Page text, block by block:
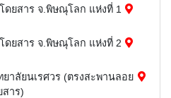
ดยสาร จ.พิษณุโลก แห่งที่ 1
ดยสาร จ.พิษณุโลก แห่งที่ 2
าลัยนเรศวร (ตรงสะพานลอย
าร)